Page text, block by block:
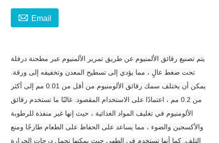
 Email
يتم تصنيع رقائق الألمنيوم عن طريق تمرير الألمنيوم عبر مطحنة درفلة
تحت ضغط عالٍ ، مما يؤدي إلى تسطيح المعدن وتخفيفه إلى ورقة.
يمكن أن يختلف سمك رقائق الألومنيوم من أقل من 0.01 مم إلى أكثر
من 0.2 مم ، اعتمادًا على الاستخدام المقصود. غالبًا ما تستخدم رقائق
الألومنيوم في تغليف المواد الغذائية ، حيث إنها غير منفذة للرطوبة
والأكسجين والضوء ، مما يساعد على الحفاظ على الطعام طازجًا ومنع
التلف. كما أنها تستخدم في الطهي حيث يمكنها تحمل درجات الحرارة